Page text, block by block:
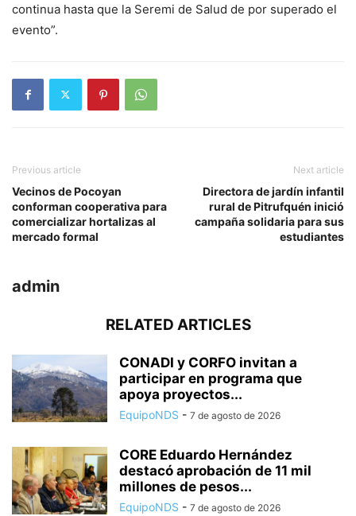
continua hasta que la Seremi de Salud de por superado el
evento”.
Previous article
Vecinos de Pocoyan
conforman cooperativa para
comercializar hortalizas al
mercado formal
Next article
Directora de jardín infantil
rural de Pitrufquén inició
campaña solidaria para sus
estudiantes
admin
RELATED ARTICLES
CONADI y CORFO invitan a
participar en programa que
apoya proyectos...
EquipoNDS - 7 de agosto de 2026
CORE Eduardo Hernández
destacó aprobación de 11 mil
millones de pesos...
EquipoNDS - 7 de agosto de 2026